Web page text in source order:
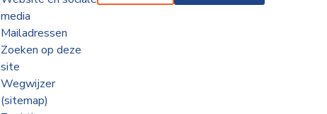
media
Mailadressen
Zoeken op deze
site
Wegwijzer
(sitemap)